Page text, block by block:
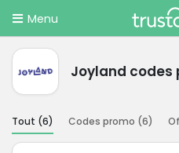
Menu
Joyland codes
Tout (6) Codes promo (6)